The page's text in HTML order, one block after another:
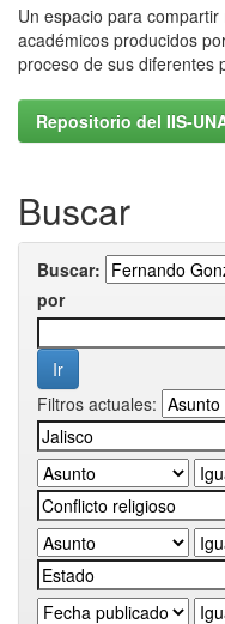
Un espacio para
académicos producidos
proceso de sus diferentes
Repositorio del IIS-
Buscar
Buscar:
por
Filtros actuales: